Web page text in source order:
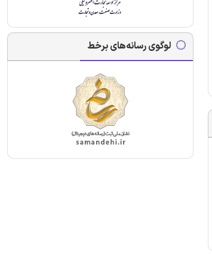
لوگوی رسانه‌های برخط